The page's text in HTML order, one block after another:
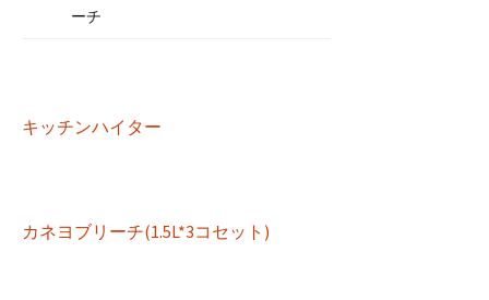
ーチ
キッチンハイター
カネヨブリーチ(1.5L*3コセット)